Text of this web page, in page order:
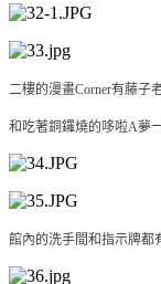
二樓的漫畫Corner有藤子
和吃著銅鑼燒的哆啦A夢
館內的洗手間和指示牌都